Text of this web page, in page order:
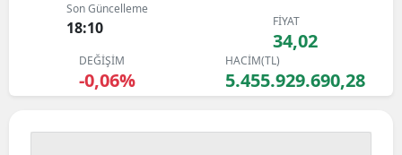
Son Güncelleme
18:10 FİYAT
34,02
DEĞİŞİM
-0,06%
HACİM(TL)
5.455.929.690,28